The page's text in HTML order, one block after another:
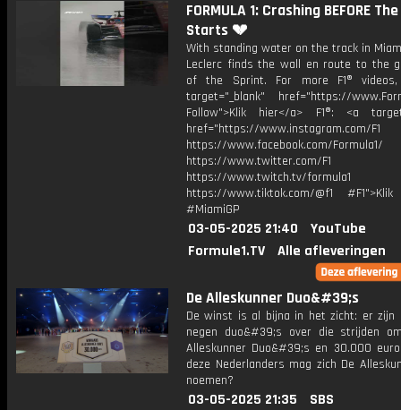
FORMULA 1: Crashing BEFORE
Starts 💔
With standing water on the track in
Leclerc finds the wall en route to the
of the Sprint. For more F1®
target="_blank" href="https://
Follow">Klik hier</a> F1®: <a
href="https://www.instagram.com/F1
https://www.facebook.com/Formula1/
https://www.twitter.com/F1
https://www.twitch.tv/formula1
https://www.tiktok.com/@f1
#MiamiGP
03-05-2025 21:40
YouTube
Formule1.TV
Alle afleveringen
De Alleskunner Duo&#39;s
De winst is al bijna in het zicht: er zijn
negen duo&#39;s over die strijden
Alleskunner Duo&#39;s en 30.000
deze Nederlanders mag zich De
noemen?
03-05-2025 21:35
SBS